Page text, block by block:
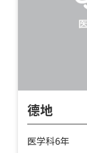
德地
医学科6年